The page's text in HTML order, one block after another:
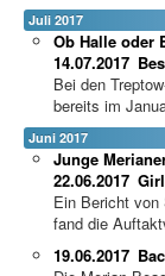
Juli 2017
Ob Halle oder
14.07.2017
Bei den
bereits im
Juni 2017
Junge
22.06.2017
Ein Bericht von
fand die
19.06.2017